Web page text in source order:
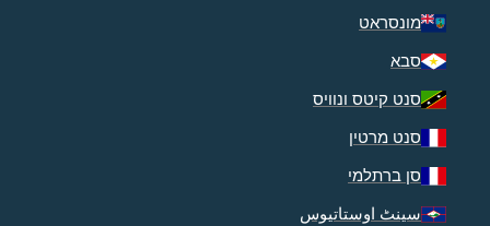
מונסראט
סבא
סנט קיטס ונוויס
סנט מרטין
סן ברתלמי
سینٹ اوستاتیوس